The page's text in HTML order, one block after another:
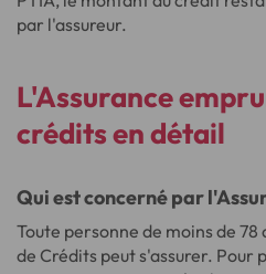
par l'assureur.
L'Assurance
créditsen détail
Qui est concerné par
Toute personne de moins de 78
de Crédits peut s'assurer. Pour